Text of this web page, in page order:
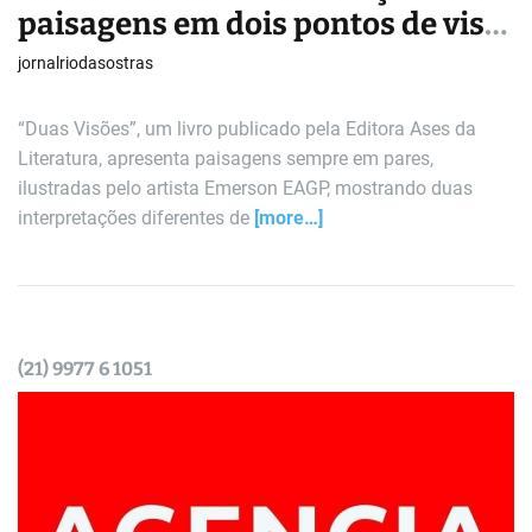
paisagens em dois pontos de vista
diferentes
jornalriodasostras
“Duas Visões”, um livro publicado pela Editora Ases da
Literatura, apresenta paisagens sempre em pares,
ilustradas pelo artista Emerson EAGP, mostrando duas
interpretações diferentes de [more…]
(21) 9977 6 1051